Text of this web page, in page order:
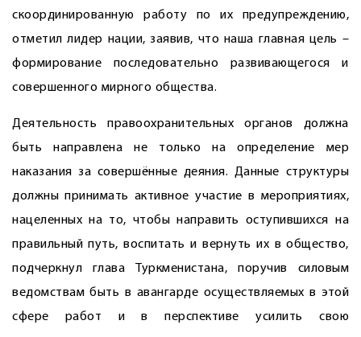
скоординированную работу по их предупреждению,
отметил лидер нации, заявив, что наша главная цель –
формирование последовательно развивающегося и
совершенного мирного общества.
Деятельность правоохранительных органов должна
быть направлена не только на определение мер
наказания за совершённые деяния. Данные структуры
должны принимать активное участие в мероприятиях,
нацеленных на то, чтобы направить оступившихся на
правильный путь, воспитать и вернуть их в общество,
подчеркнул глава Туркменистана, поручив силовым
ведомствам быть в авангарде осуществляемых в этой
сфере работ и в перспективе усилить свою